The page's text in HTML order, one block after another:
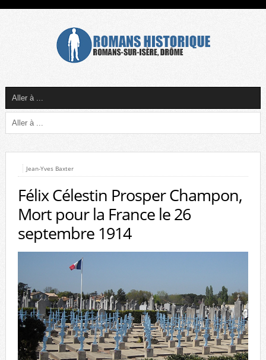
Jean-Yves Baxter
Félix Célestin Prosper Champon,
Mort pour la France le 26
septembre 1914